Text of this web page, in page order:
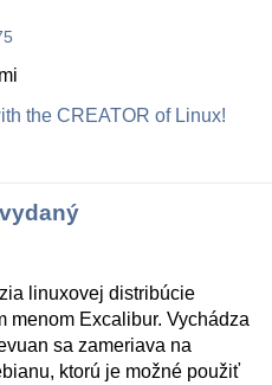
the CREATOR of Linux!
linuxovej distribúcie
menom Excalibur. Vychádza
sa zameriava na
ktorú je možné použiť